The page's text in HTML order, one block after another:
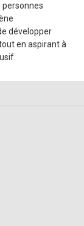
personnes
développer
en aspirant à